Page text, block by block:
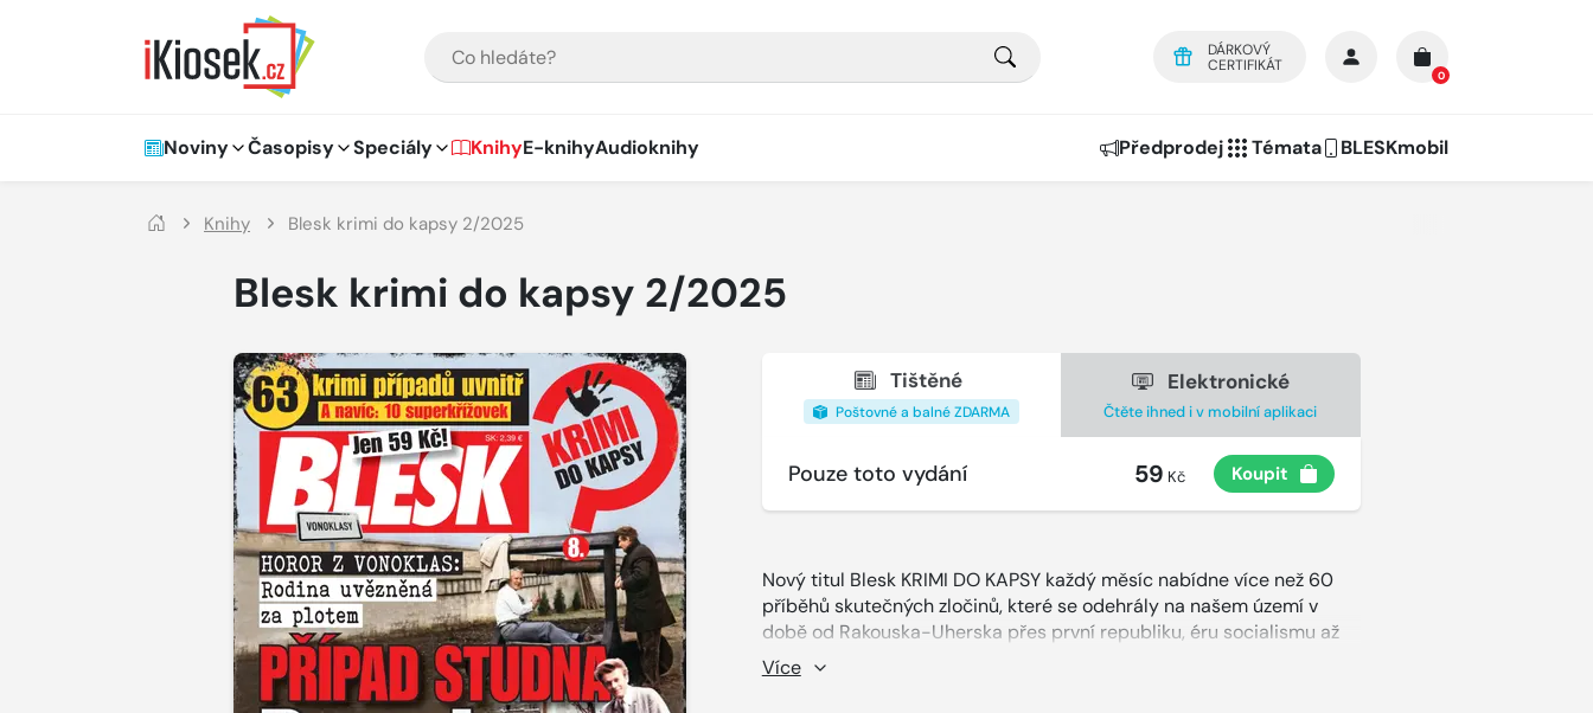
DÁRKOVÝ
CERTIFIKÁT
0
Hlavní navigace
Noviny Časopisy Speciály KnihyE-knihyAudioknihy Předprodej Témata BLESKmobil
Knihy Blesk krimi do kapsy 2/2025
Blesk krimi do kapsy 2/2025
Tištěné
Poštovné a balné ZDARMA
Elektronické
Čtěte ihned i v mobilní aplikaci
Pouze toto vydání 59 Kč Koupit
Nový titul Blesk KRIMI DO KAPSY každý měsíc nabídne více než 60
příběhů skutečných zločinů, které se odehrály na našem území v
době od Rakouska-Uherska přes první republiku, éru socialismu až
po divoká devadesátá léta minulého století. Kromě toho se čtenáři
mohou těšit i na deset křížovek.
Více